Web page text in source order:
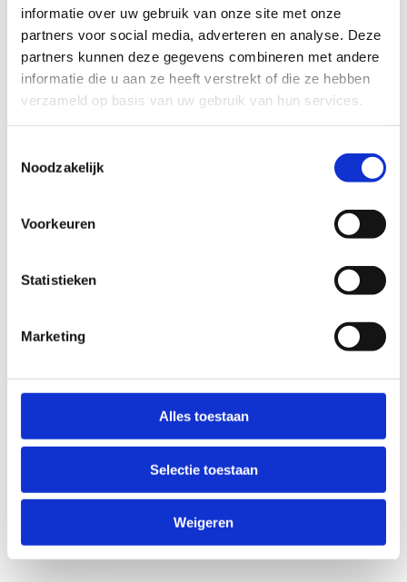
informatie over uw gebruik van onze site met onze
partners voor social media, adverteren en analyse. Deze
partners kunnen deze gegevens combineren met andere
informatie die u aan ze heeft verstrekt of die ze hebben
verzameld op basis van uw gebruik van hun services.
Noodzakelijk
Voorkeuren
Statistieken
Marketing
Alles toestaan
Selectie toestaan
Weigeren
Geef aan tot welk domein jouw vraag behoort
KIES EEN DOMEIN
Jouw vraag
Anti-Robot Verification
Click to start verification
Verzend